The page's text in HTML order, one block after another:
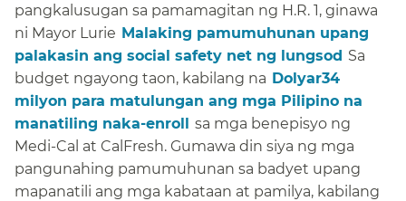
pangkalusugan sa pamamagitan ng H.R. 1, ginawa
ni Mayor Lurie​​ Malaking pamumuhunan upang
palakasin ang social safety net ng lungsod​​ Sa
budget ngayong taon, kabilang na​​ Dolyar34
milyon para matulungan ang mga Pilipino na
manatiling naka-enroll​​ sa mga benepisyo ng
Medi-Cal at CalFresh. Gumawa din siya ng mga
pangunahing pamumuhunan sa badyet upang
mapanatili ang mga kabataan at pamilya, kabilang